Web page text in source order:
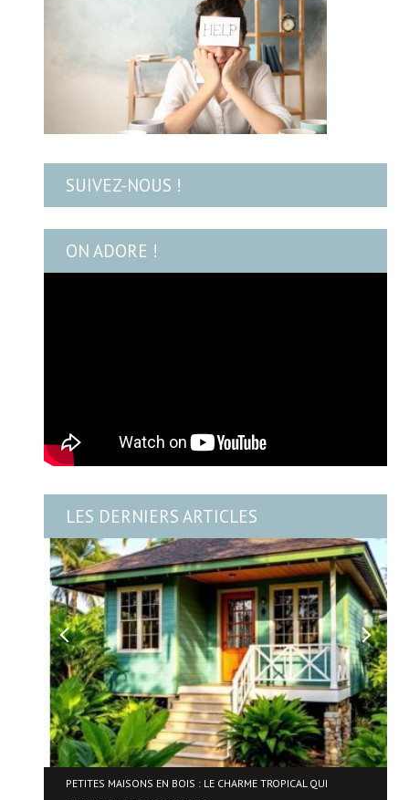
SUIVEZ-NOUS !
ON ADORE !
LES DERNIERS ARTICLES
PETITES MAISONS EN BOIS : LE CHARME TROPICAL QUI